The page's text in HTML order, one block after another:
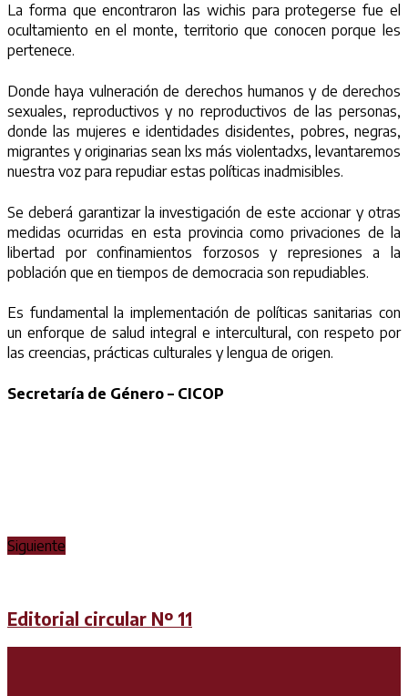
La forma que encontraron las wichis para protegerse fue el
ocultamiento en el monte, territorio que conocen porque les
pertenece.
Donde haya vulneración de derechos humanos y de derechos
sexuales, reproductivos y no reproductivos de las personas,
donde las mujeres e identidades disidentes, pobres, negras,
migrantes y originarias sean lxs más violentadxs, levantaremos
nuestra voz para repudiar estas políticas inadmisibles.
Se deberá garantizar la investigación de este accionar y otras
medidas ocurridas en esta provincia como privaciones de la
libertad por confinamientos forzosos y represiones a la
población que en tiempos de democracia son repudiables.
Es fundamental la implementación de políticas sanitarias con
un enforque de salud integral e intercultural, con respeto por
las creencias, prácticas culturales y lengua de origen.
Secretaría de Género – CICOP
Siguiente
Editorial circular Nº 11